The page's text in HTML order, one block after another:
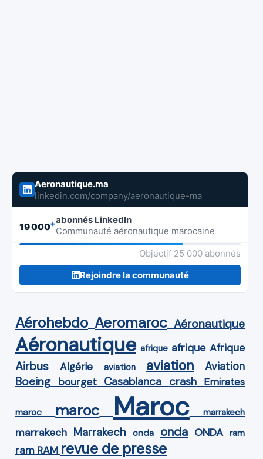
Aeronautique.ma
linkedin.com/company/aeronautique-ma
19 000+abonnés LinkedIn
Communauté aéronautique marocaine
Objectif 25 000 abonnés
Rejoindre la communauté
Aérohebdo Aeromaroc Aéronautique
Aéronautique afrique afrique Afrique
Airbus Algérie aviation aviation Aviation
Boeing bourget Casablanca crash Emirates
maroc maroc Maroc marrakech
marrakech Marrakech onda onda ONDA ram
ram RAM revue de presse